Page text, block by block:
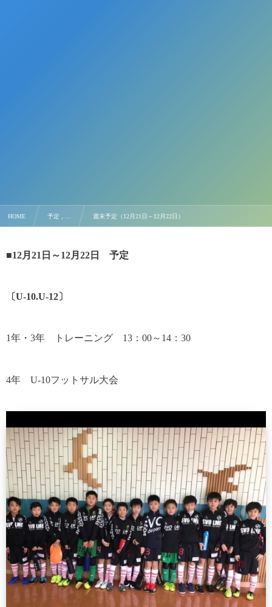
HOME 予定 , … 週末予定（12月21日～12月22日）
■12月21日～12月22日 予定
〔U-10.U-12〕
1年・3年 トレーニング 13：00～14：30
4年 U-10フットサル大会